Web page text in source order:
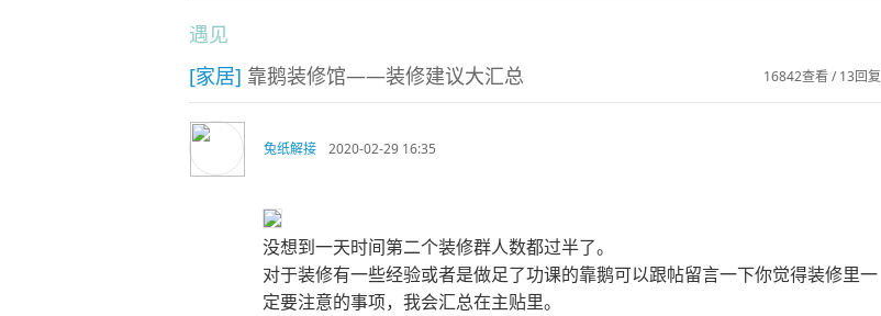
遇见
[家居] 靠鹅装修馆——装修建议大汇总 16842查看 / 13回复
兔纸解接 2020-02-29 16:35
没想到一天时间第二个装修群人数都过半了。
对于装修有一些经验或者是做足了功课的靠鹅可以跟帖留言一下你觉得装修里一
定要注意的事项，我会汇总在主贴里。